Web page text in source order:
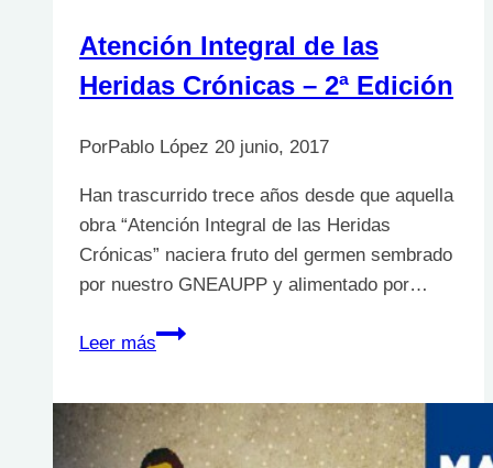
Atención Integral de las
Heridas Crónicas – 2ª Edición
PorPablo López 20 junio, 2017
Han trascurrido trece años desde que aquella
obra “Atención Integral de las Heridas
Crónicas” naciera fruto del germen sembrado
por nuestro GNEAUPP y alimentado por…
Leer más
Atención
las
Heridas